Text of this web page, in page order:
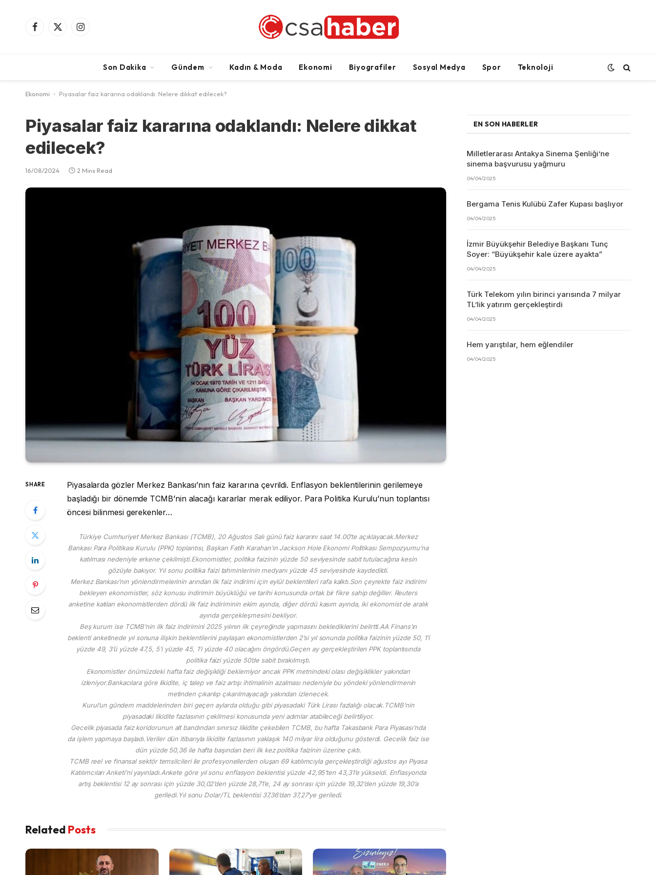
Facebook
X
Instagram
Son Dakika Gündem Kadın & Moda Ekonomi Biyografiler Sosyal Medya Spor Teknoloji
Ekonomi - Piyasalar faiz kararına odaklandı: Nelere dikkat edilecek?
Piyasalar faiz kararına odaklandı: Nelere dikkat
edilecek?
16/08/2024 2 Mins Read
SHARE
Piyasalarda gözler Merkez Bankası’nın faiz kararına çevrildi. Enflasyon beklentilerinin gerilemeye
başladığı bir dönemde TCMB’nin alacağı kararlar merak ediliyor. Para Politika Kurulu’nun toplantısı
öncesi bilinmesi gerekenler…
Türkiye Cumhuriyet Merkez Bankası (TCMB), 20 Ağustos Salı günü faiz kararını saat 14.00’te açıklayacak.Merkez
Bankası Para Politikası Kurulu (PPK) toplantısı, Başkan Fatih Karahan’ın Jackson Hole Ekonomi Politikası Sempozyumu’na
katılması nedeniyle erkene çekilmişti.Ekonomistler, politika faizinin yüzde 50 seviyesinde sabit tutulacağına kesin
gözüyle bakıyor. Yıl sonu politika faizi tahminlerinin medyanı yüzde 45 seviyesinde kaydedildi.
Merkez Bankası’nın yönlendirmelerinin arından ilk faiz indirimi için eylül beklentileri rafa kalktı.Son çeyrekte faiz indirimi
bekleyen ekonomistler, söz konusu indirimin büyüklüğü ve tarihi konusunda ortak bir fikre sahip değiller. Reuters
anketine katılan ekonomistlerden dördü ilk faiz indiriminin ekim ayında, diğer dördü kasım ayında, iki ekonomist de aralık
ayında gerçekleşmesini bekliyor.
Beş kurum ise TCMB’nin ilk faiz indirimini 2025 yılının ilk çeyreğinde yapmasını beklediklerini belirtti.AA Finans’ın
beklenti anketinede yıl sonuna ilişkin beklentilerini paylaşan ekonomistlerden 2’si yıl sonunda politika faizinin yüzde 50, 1’i
yüzde 49, 3’ü yüzde 47,5, 5’i yüzde 45, 1’i yüzde 40 olacağını öngördü.Geçen ay gerçekleştirilen PPK toplantısında
politika faizi yüzde 50’de sabit bırakılmıştı.
Ekonomistler önümüzdeki hafta faiz değişikliği beklemiyor ancak PPK metnindeki olası değişiklikler yakından
izleniyor.Bankacılara göre likidite, iç talep ve faiz artışı ihtimalinin azalması nedeniyle bu yöndeki yönlendirmenin
metinden çıkarılıp çıkarılmayacağı yakından izlenecek.
Kurul’un gündem maddelerinden biri geçen aylarda olduğu gibi piyasadaki Türk Lirası fazlalığı olacak.TCMB’nin
piyasadaki likidite fazlasının çekilmesi konusunda yeni adımlar atabileceği belirtiliyor.
Gecelik piyasada faiz koridorunun alt bandından sınırsız likidite çekebilen TCMB, bu hafta Takasbank Para Piyasası’nda
da işlem yapmaya başladı.Veriler dün itibarıyla likidite fazlasının yaklaşık 140 milyar lira olduğunu gösterdi. Gecelik faiz ise
dün yüzde 50,36 ile hafta başından beri ilk kez politika faizinin üzerine çıktı.
TCMB reel ve finansal sektör temsilcileri ile profesyonellerden oluşan 69 katılımcıyla gerçekleştirdiği ağustos ayı Piyasa
Katılımcıları Anketi’ni yayınladı.Ankete göre yıl sonu enflasyon beklentisi yüzde 42,95’ten 43,31’e yükseldi. Enflasyonda
artış beklentisi 12 ay sonrası için yüzde 30,02’den yüzde 28,71’e, 24 ay sonrası için yüzde 19,32’den yüzde 19,30’a
geriledi.Yıl sonu Dolar/TL beklentisi 37,36’dan 37,27’ye geriledi.
Related Posts
EN SON HABERLER
Milletlerarası Antakya Sinema Şenliği’ne
sinema başvurusu yağmuru
04/04/2025
Bergama Tenis Kulübü Zafer Kupası başlıyor
04/04/2025
İzmir Büyükşehir Belediye Başkanı Tunç
Soyer: “Büyükşehir kale üzere ayakta”
04/04/2025
Türk Telekom yılın birinci yarısında 7 milyar
TL’lik yatırım gerçekleştirdi
04/04/2025
Hem yarıştılar, hem eğlendiler
04/04/2025